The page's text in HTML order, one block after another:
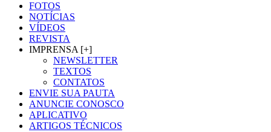
FOTOS
NOTÍCIAS
VÍDEOS
REVISTA
IMPRENSA [+]
NEWSLETTER
TEXTOS
CONTATOS
ENVIE SUA PAUTA
ANUNCIE CONOSCO
APLICATIVO
ARTIGOS TÉCNICOS